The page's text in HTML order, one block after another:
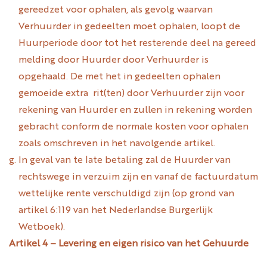
gereedzet voor ophalen, als gevolg waarvan
Verhuurder in gedeelten moet ophalen, loopt de
Huurperiode door tot het resterende deel na gereed
melding door Huurder door Verhuurder is
opgehaald. De met het in gedeelten ophalen
gemoeide extra rit(ten) door Verhuurder zijn voor
rekening van Huurder en zullen in rekening worden
gebracht conform de normale kosten voor ophalen
zoals omschreven in het navolgende artikel.
In geval van te late betaling zal de Huurder van
rechtswege in verzuim zijn en vanaf de factuurdatum
wettelijke rente verschuldigd zijn (op grond van
artikel 6:119 van het Nederlandse Burgerlijk
Wetboek).
Artikel 4 – Levering en eigen risico van het Gehuurde